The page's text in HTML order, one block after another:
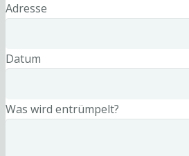
Adresse
Datum
Was wird entrümpelt?